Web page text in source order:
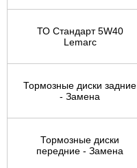
ТО Стандарт 5W40
Lemarc
Тормозные диски задние
- Замена
Тормозные диски
передние - Замена